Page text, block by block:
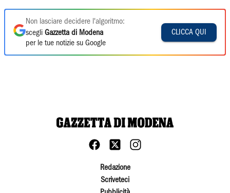
Non lasciare decidere l'algoritmo:
scegli Gazzetta di Modena
per le tue notizie su Google
CLICCA QUI
Redazione
Scriveteci